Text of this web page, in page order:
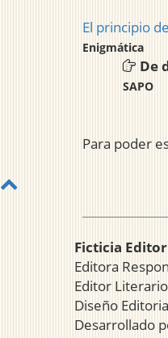
El principio
Enigmática
De
SAPO
Para poder
Ficticia
Editora
Editor
Diseño
Desarrollado